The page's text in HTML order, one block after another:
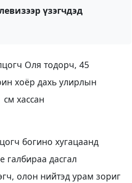
үзэгчдэд
Оля тодорч, 45
хоёр дахь улирлын
хассан
богино хугацаанд
галбираа дасгал
олон нийтэд урам зориг